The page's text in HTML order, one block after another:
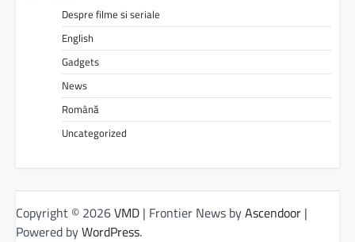
Despre filme si seriale
English
Gadgets
News
Română
Uncategorized
Copyright © 2026VMD | Frontier News byAscendoor |
Powered byWordPress.